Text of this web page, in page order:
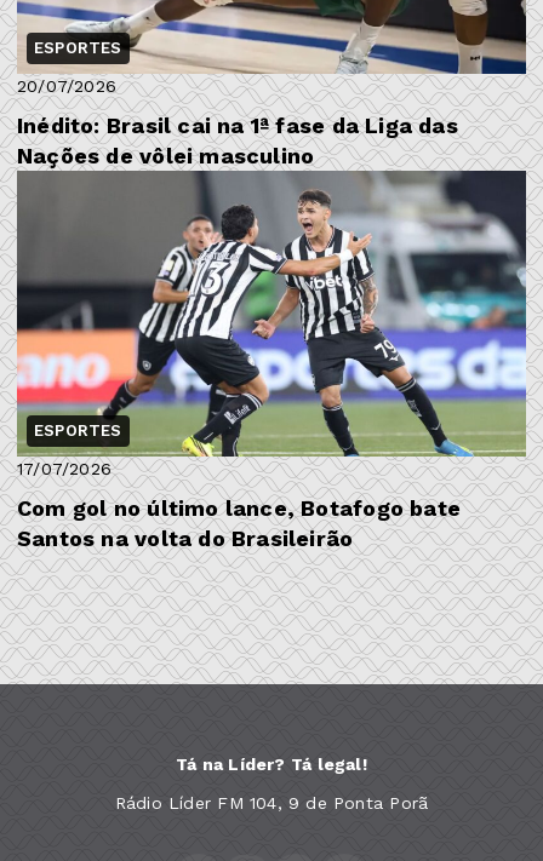
ESPORTES
20/07/2026
Inédito: Brasil cai na 1ª fase da Liga das
Nações de vôlei masculino
ESPORTES
17/07/2026
Com gol no último lance, Botafogo bate
Santos na volta do Brasileirão
Tá na Líder? Tá legal!
Rádio Líder FM 104, 9 de Ponta Porã